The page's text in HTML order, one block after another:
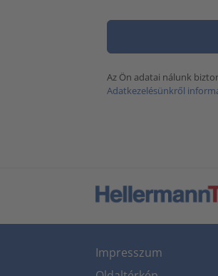
Az Ön adatai nálunk
Adatkezelésünkről
Impresszum